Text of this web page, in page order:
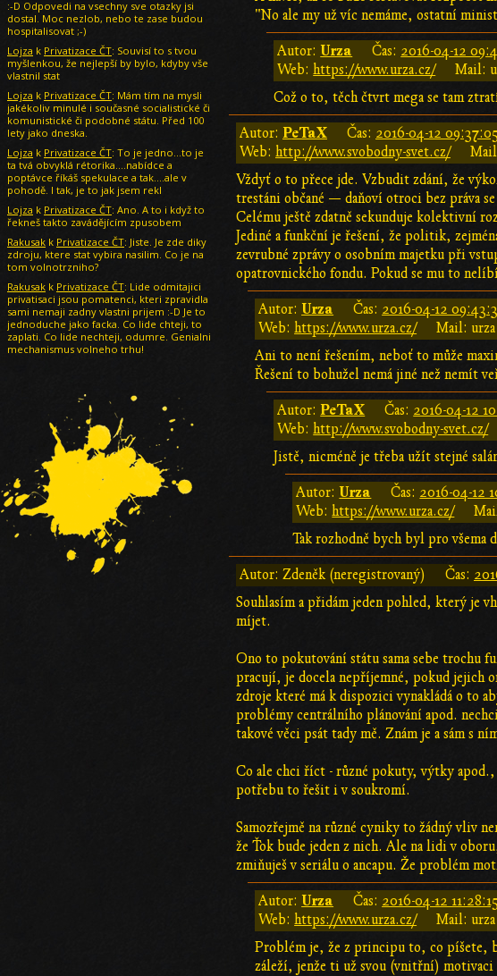
"No ale my už víc nemáme, ostatní
Autor: Urza Čas: 2016-04-12
Web:https://www.urza.cz/
Mail:
Což o to, těch čtvrt mega se tam
Autor: PeTaX Čas: 2016-04-12 09:37:05
Web: http://www.svobodny-svet.cz/
Vždyť o to přece jde. Vzbudit zdání, že
trestáni občané — daňoví otroci bez práva
Celému ještě zdatně sekunduje kolektivní
Jediné a funkční je řešení, že politik,
zevrubné zprávy o osobním majetku při
opatrovnického fondu. Pokud se mu to
Autor: Urza Čas: 2016-04-12
Web:https://www.urza.cz/
Mail: urza
Ani to není řešením, neboť to může
Řešení to bohužel nemá jiné než nemít
Autor:PeTaX Čas: 2016-04-12
Web:http://www.svobodny-svet.cz/
Jistě, nicméně je třeba užít stejné
Autor: Urza Čas: 2016-04-12
Web:https://www.urza.cz/
Tak rozhodně bych byl pro všema
Autor: Zdeněk (neregistrovaný) Čas:
Souhlasím a přidám jeden pohled, který je
míjet.
Ono to pokutování státu sama sebe trochu
pracují, je docela nepříjemné, pokud jejich
zdroje které má k dispozici vynakládá o to
problémy centrálního plánování apod.
takové věci psát tady mě. Znám je a sám s
Co ale chci říct - různé pokuty, výtky apod.,
potřebu to řešit i v soukromí.
Samozřejmě na různé cyniky to žádný vliv
že Ťok bude jeden z nich. Ale na lidi v
zmiňuješ v seriálu o ancapu. Že problém
Autor: Urza Čas: 2016-04-12 11:28:15
Web:https://www.urza.cz/
Mail: urza
Problém je, že z principu to, co píšete,
záleží, jenže ti už svou (vnitřní) motivaci
:-D Odpovedi na vsechny sve otazky jsi
dostal. Moc nezlob, nebo te zase budou
hospitalisovat ;-)
Lojza k Privatizace ČT: Souvisí to s tvou
myšlenkou, že nejlepší by bylo, kdyby vše
vlastnil stat
Lojza k Privatizace ČT: Mám tím na mysli
jakékoliv minulé i současné socialistické či
komunistické či podobné státu. Před 100
lety jako dneska.
Lojza k Privatizace ČT: To je jedno...to je
ta tvá obvyklá rétorika....nabídce a
poptávce říkáš spekulace a tak....ale v
pohodě. I tak, je to jak jsem rekl
Lojza k Privatizace ČT: Ano. A to i když to
řekneš takto zavádějícím zpusobem
Rakusak k Privatizace ČT: Jiste. Je zde diky
zdroju, ktere stat vybira nasilim. Co je na
tom volnotrzniho?
Rakusak k Privatizace ČT: Lide odmitajici
privatisaci jsou pomatenci, kteri zpravidla
sami nemaji zadny vlastni prijem :-D Je to
jednoduche jako facka. Co lide chteji, to
zaplati. Co lide nechteji, odumre. Genialni
mechanismus volneho trhu!